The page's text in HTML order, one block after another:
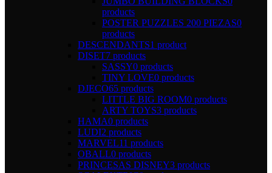
products
POSTER PUZZLES 200 PIEZAS0
products
DESCENDANTS1 product
DISET7 products
SASSY0 products
TINY LOVE0 products
DJECO65 products
LITTLE BIG ROOM0 products
ARTY TOYS3 products
HAMA0 products
LUDI2 products
MARVEL11 products
OBALL0 products
PRINCESAS DISNEY3 products